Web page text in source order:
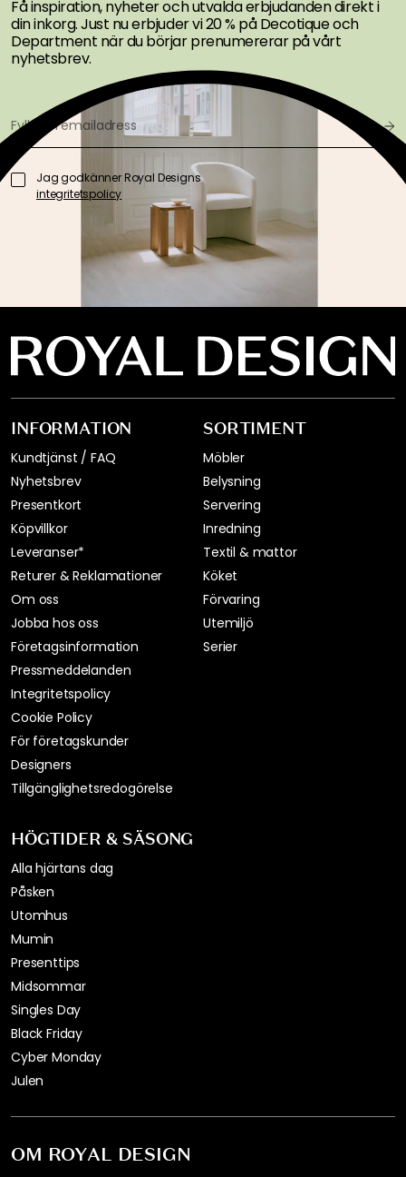
Få inspiration, nyheter och utvalda erbjudanden direkt i
din inkorg. Just nu erbjuder vi 20 % på Decotique och
Department när du börjar prenumererar på vårt
nyhetsbrev.
Jag godkänner Royal Designs
integritetspolicy
OM ROYAL DESIGN
INFORMATION
Kundtjänst / FAQ
Nyhetsbrev
Presentkort
Köpvillkor
Leveranser*
Returer & Reklamationer
Om oss
Jobba hos oss
Företagsinformation
Pressmeddelanden
Integritetspolicy
Cookie Policy
För företagskunder
Designers
Tillgänglighetsredogörelse
SORTIMENT
Möbler
Belysning
Servering
Inredning
Textil & mattor
Köket
Förvaring
Utemiljö
Serier
HÖGTIDER & SÄSONG
Alla hjärtans dag
Påsken
Utomhus
Mumin
Presenttips
Midsommar
Singles Day
Black Friday
Cyber Monday
Julen